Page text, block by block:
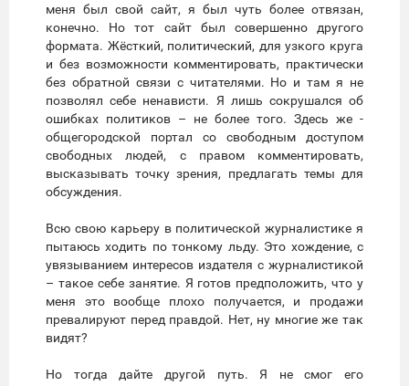
меня был свой сайт, я был чуть более отвязан,
конечно. Но тот сайт был совершенно другого
формата. Жёсткий, политический, для узкого круга
и без возможности комментировать, практически
без обратной связи с читателями. Но и там я не
позволял себе ненависти. Я лишь сокрушался об
ошибках политиков – не более того. Здесь же -
общегородской портал со свободным доступом
свободных людей, с правом комментировать,
высказывать точку зрения, предлагать темы для
обсуждения.
Всю свою карьеру в политической журналистике я
пытаюсь ходить по тонкому льду. Это хождение, с
увязыванием интересов издателя с журналистикой
– такое себе занятие. Я готов предположить, что у
меня это вообще плохо получается, и продажи
превалируют перед правдой. Нет, ну многие же так
видят?
Но тогда дайте другой путь. Я не смог его